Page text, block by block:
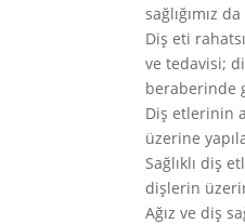
sağlığımız
Diş eti
ve tedavisi;
beraberinde
Diş etlerinin
üzerine
Sağlıklı diş
dişlerin
Ağız ve diş